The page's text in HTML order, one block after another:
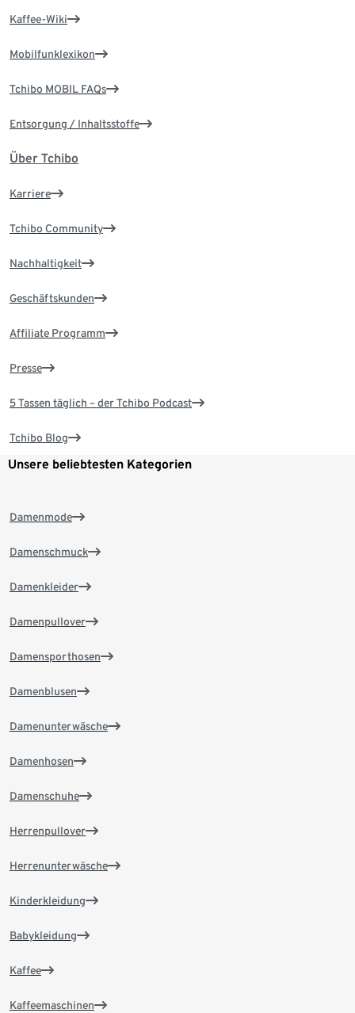
Kaffee-Wiki
Mobilfunklexikon
Tchibo MOBIL FAQs
Entsorgung / Inhaltsstoffe
Über Tchibo
Karriere
Tchibo Community
Nachhaltigkeit
Geschäftskunden
Affiliate Programm
Presse
5 Tassen täglich – der Tchibo Podcast
Tchibo Blog
Unsere beliebtesten Kategorien
Damenmode
Damenschmuck
Damenkleider
Damenpullover
Damensporthosen
Damenblusen
Damenunterwäsche
Damenhosen
Damenschuhe
Herrenpullover
Herrenunterwäsche
Kinderkleidung
Babykleidung
Kaffee
Kaffeemaschinen